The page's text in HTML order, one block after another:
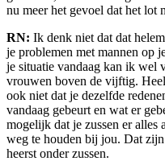
nu meer het gevoel dat het lot
RN: Ik denk niet dat dat
je problemen met mannen op
je situatie vandaag kan ik wel
vrouwen boven de vijftig.
ook niet dat je dezelfde
vandaag gebeurt en wat er
mogelijk dat je zussen er alles
weg te houden bij jou. Dat
heerst onder zussen.